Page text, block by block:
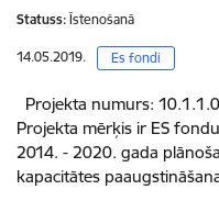
Statuss: Īstenošanā
14.05.2019. Es fondi
Projekta numurs:
Projekta mērķis ir ES
2014. - 2020. gada
kapacitātes